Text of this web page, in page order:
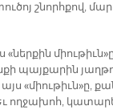
շնորհ­քով,
«ներ­քին
պայ­քա­րին
«միու­թիւն»ը,
ող­ջա­խոհ,